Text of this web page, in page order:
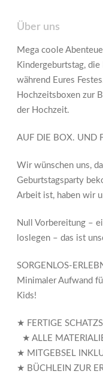
Über uns
Mega coole
Kindergeburtstag,
während Eures
Hochzeitsboxen zur
der Hochzeit.
AUF DIE BOX. UND
Wir wünschen uns,
Geburtstagsparty
Arbeit ist, haben wir
Null Vorbereitung –
loslegen – das ist
SORGENLOS-
Minimaler Aufwand
Kids!
★ FERTIGE
★ ALLE
★ MITGEBSEL
★ BÜCHLEIN ZUR